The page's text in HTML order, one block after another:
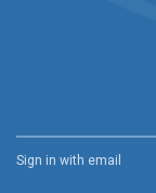
Sign in with email